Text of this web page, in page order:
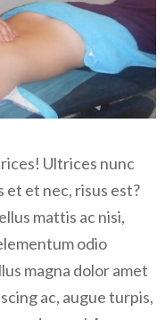
Ultrices nunc
et et nec, risus est?
mattis ac nisi,
odio
magna dolor amet
ac, augue turpis,